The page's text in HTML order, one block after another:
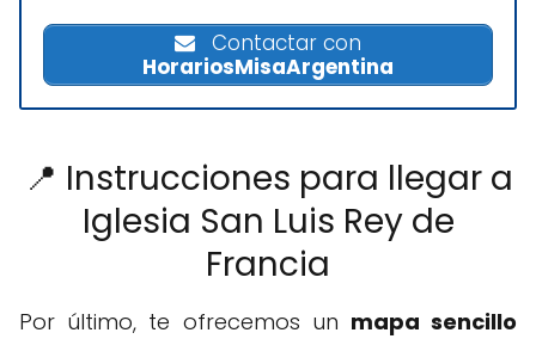
Contactar con
HorariosMisaArgentina
📍 Instrucciones para llegar a
Iglesia San Luis Rey de
Francia
Por último, te ofrecemos un mapa sencillo